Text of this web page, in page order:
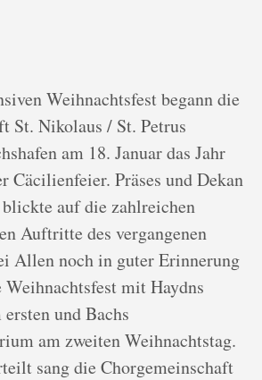
Weihnachtsfest begann die
St. Nikolaus / St. Petrus
am 18. Januar das Jahr
Cäcilienfeier. Präses und Dekan
auf die zahlreichen
Auftritte des vergangenen
Allen noch in guter Erinnerung
mit Haydns
und Bachs
am zweiten Weihnachtstag.
sang die Chorgemeinschaft